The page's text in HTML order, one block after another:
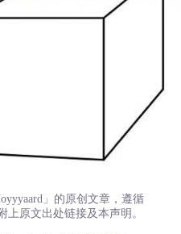
」的原创文章，遵循
上原文出处链接及本声明。